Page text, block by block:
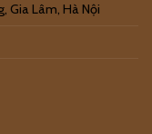
Gia Lâm, Hà Nội